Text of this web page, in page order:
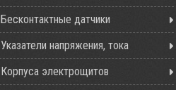
Бесконтактные датчики
Указатели напряжения, тока
Корпуса электрощитов